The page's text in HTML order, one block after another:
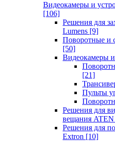
Видеокамеры и
[106]
Решения для
Lumens [9]
Поворотные и
[50]
Видеокамеры
[21]
Пульты
Решения для
вещания ATEN
Решения для
Extron [10]